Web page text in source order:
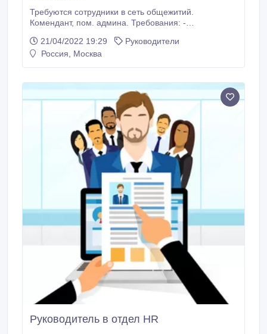
Требуются сотрудники в сеть общежитий.
Комендант, пом. админа. Требования: -
уверенный пользователь; - обязательное условие -
служба в армии PФ. Обязанности: - поддержание
21/04/2022 19:29
Руководители
Россия, Москва
Руководитель в отдел HR